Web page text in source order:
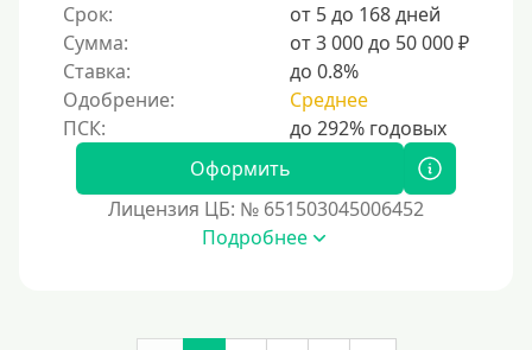
Денежным переводом
По СМС
На электронный кошелек
На Юмани (ЮMoney)
Без привязки карты
Пополнение Киви-кошелька
Срок:
от 5 до 168 дней
Сумма:
от 3 000 до 50 000 ₽
Ставка:
до 0.8%
Одобрение:
Среднее
Оформить
Лицензия ЦБ: № 651503045006452
Подробнее